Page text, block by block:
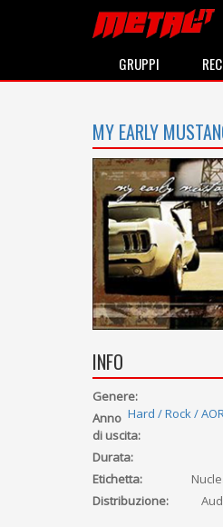
GRUPPI
MY EARLY
INFO
Genere:
Hard / Rock /
Anno
di uscita:
Durata:
Etichetta:
Distribuzione: